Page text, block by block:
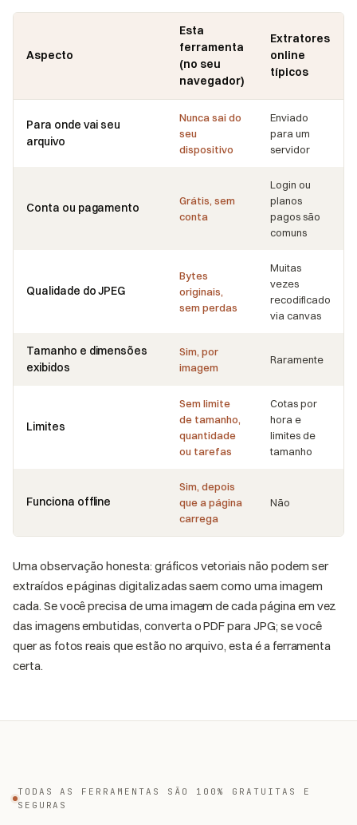
Aspecto
Esta
ferramenta
(no seu
navegador)
Extratores
online
típicos
Para onde vai seu
arquivo
Nunca sai do
seu
dispositivo
Enviado
para um
servidor
Conta ou pagamento
Grátis, sem
conta
Login ou
planos
pagos são
comuns
Qualidade do JPEG
Bytes
originais,
sem perdas
Muitas
vezes
recodificado
via canvas
Tamanho e dimensões
exibidos
Sim, por
imagem
Raramente
Limites
Sem limite
de tamanho,
quantidade
ou tarefas
Cotas por
hora e
limites de
tamanho
Funciona offline
Sim, depois
que a página
carrega
Não
Uma observação honesta: gráficos vetoriais não podem ser
extraídos e páginas digitalizadas saem como uma imagem
cada. Se você precisa de uma imagem de cada página em vez
das imagens embutidas, converta o PDF para JPG; se você
quer as fotos reais que estão no arquivo, esta é a ferramenta
certa.
TODAS AS FERRAMENTAS SÃO 100% GRATUITAS E
SEGURAS